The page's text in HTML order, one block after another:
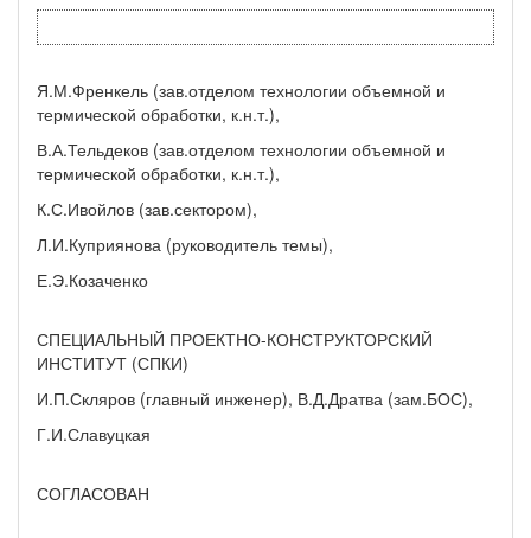
Я.М.Френкель (зав.отделом технологии объемной и
термической обработки, к.н.т.),
В.А.Тельдеков (зав.отделом технологии объемной и
термической обработки, к.н.т.),
К.С.Ивойлов (зав.сектором),
Л.И.Куприянова (руководитель темы),
Е.Э.Козаченко
СПЕЦИАЛЬНЫЙ ПРОЕКТНО-КОНСТРУКТОРСКИЙ
ИНСТИТУТ (СПКИ)
И.П.Скляров (главный инженер), В.Д.Дратва (зам.БОС),
Г.И.Славуцкая
СОГЛАСОВАН